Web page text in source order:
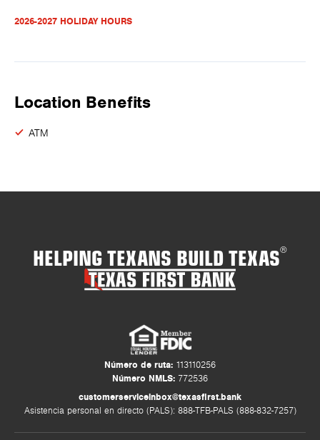
2026-2027 HOLIDAY HOURS
Location Benefits
ATM
HELPING TEXANS BUILD TEXAS®
Número de ruta: 113110256
Número NMLS: 772536
customerserviceinbox@texasfirst.bank
Asistencia personal en directo (PALS): 888-TFB-PALS (888-832-7257)